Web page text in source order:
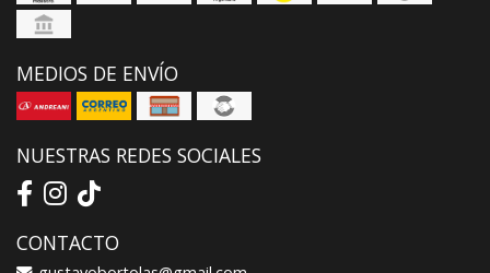
MEDIOS DE ENVÍO
NUESTRAS REDES SOCIALES
CONTACTO